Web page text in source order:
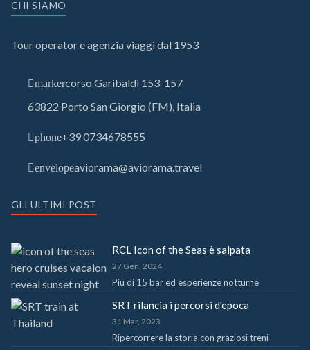
CHI SIAMO
Tour operator e agenzia viaggi dal 1953
markercorso Garibaldi 153-157
63822 Porto San Giorgio (FM), Italia
phone+39 0734678555
envelopeaviorama@aviorama.travel
GLI ULTIMI POST
RCL Icon of the Seas è salpata
27 Gen, 2024
Più di 15 bar ed esperienze notturne
SRT rilancia i percorsi d'epoca
31 Mar, 2023
Ripercorrere la storia con graziosi treni